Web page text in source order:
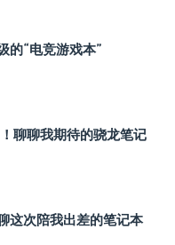
的“电竞游戏本”
聊聊我期待的骁龙笔记
这次陪我出差的笔记本